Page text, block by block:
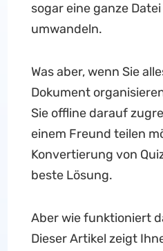
sogar eine ganze
umwandeln.
Was aber, wenn Sie
Dokument
Sie offline darauf
einem Freund teilen
Konvertierung von
beste Lösung.
Aber wie funktioniert
Dieser Artikel zeigt